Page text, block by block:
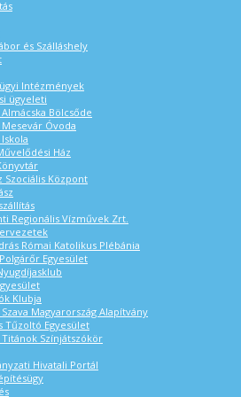
és Szálláshely
Intézmények
ügyeleti
Bölcsőde
Óvoda
Ház
Szociális Központ
Regionális Vízművek Zrt.
Római Katolikus Plébánia
Egyesület
Klubja
Magyarország Alapítvány
Tűzoltó Egyesület
Színjátszókör
Hivatali Portál